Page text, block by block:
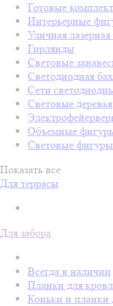
Готовые
Интерьерные
Уличная
Гирлянды
Световые
Светодиодная
Сети
Световые деревья
Объемные
Световые
Показать все
Для террасы
Для забора
Всегда в наличии
Планки для
Коньки и планки